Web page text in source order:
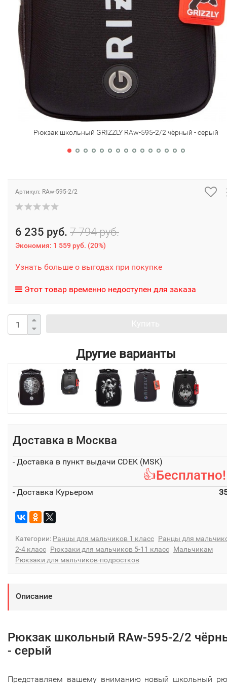
Рюкзак школьный GRIZZLY RAw-595-2/2 чёрный - серый
Артикул: RAw-595-2/2
6 235 руб. 7 794 руб.
Экономия: 1 559 руб. (20%)
Узнать больше о выгодах при покупке
Этот товар временно недоступен для заказа
Другие варианты
Доставка в Москва
- Доставка в пункт выдачи CDEK (MSK)
- Доставка Курьером
Категории: Ранцы для мальчиков 1 класс Ранцы для
2-4 класс Рюкзаки для мальчиков 5-11 класс Мальчикам
Рюкзаки для мальчиков-подростков
Описание
Рюкзак школьный RAw-595-2/2
- серый
Представляем вашему вниманию новый школьный